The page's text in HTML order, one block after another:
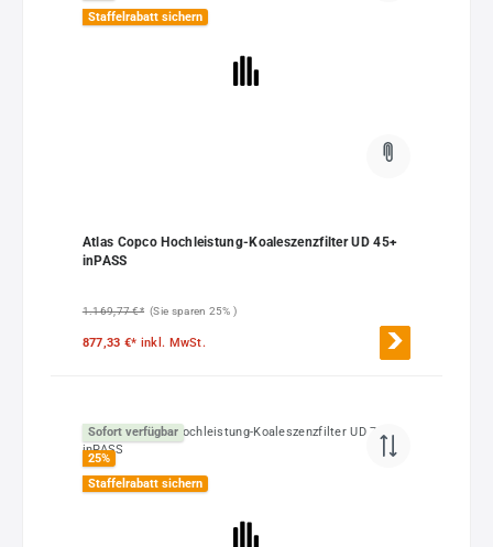
Staffelrabatt sichern
Atlas Copco Hochleistung-Koaleszenzfilter UD 45+
inPASS
1.169,77 €* (Sie sparen 25% )
877,33 €* inkl. MwSt.
Sofort verfügbar
25%
Staffelrabatt sichern